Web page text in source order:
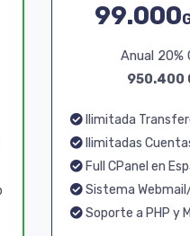
99.000
Anual 20%
950.400
Ilimitada
Ilimitadas
Full CPanel en
Sistema
Soporte a PHP y